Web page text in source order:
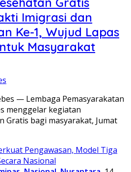
Imigrasi dan
Ke-1, Wujud Lapas
Masyarakat
— Lembaga Pemasyarakatan
menggelar kegiatan
Gratis bagi masyarakat, Jumat